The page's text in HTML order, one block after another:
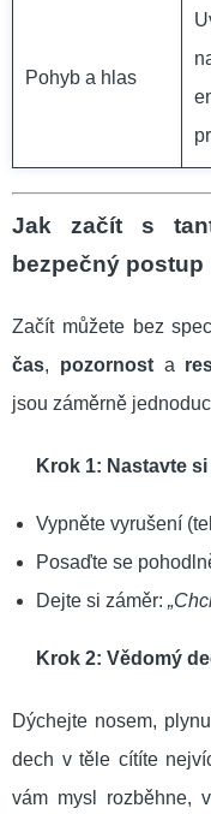
Pohyb a hlas
Jak začít s
bezpečný postup
Začít můžete bez
čas, pozornosta
jsou záměrně
Krok 1: Nastavte
Vypněte vyrušení
Posaďte se
Dejte si záměr:
Krok 2: Vědomý
Dýchejte nosem,
dech v těle cítíte
vám mysl rozběhne,